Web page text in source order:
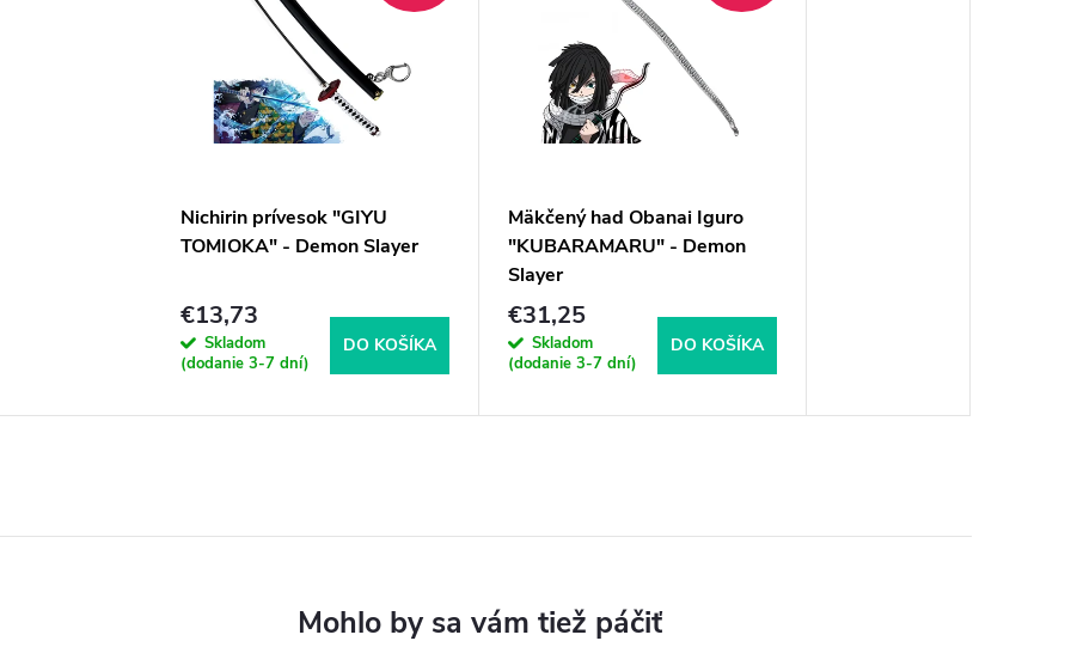
Nichirin prívesok "GIYU
TOMIOKA" - Demon Slayer
€13,73
Skladom
(dodanie 3-7 dní)
DO KOŠÍKA
Mäkčený had Obanai Iguro
"KUBARAMARU" - Demon
Slayer
€31,25
Skladom
(dodanie 3-7 dní)
DO KOŠÍKA